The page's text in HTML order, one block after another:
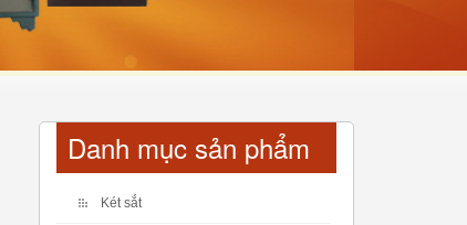
Danh mục sản phẩm
Két sắt